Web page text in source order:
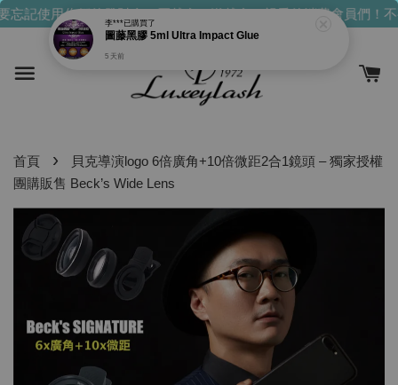
記使用你們的發財金！買越多，送越多！親愛的消費會員們！不
首頁 ›
貝克導演logo 6倍廣角+10倍微距2合1鏡頭 – 獨家授權
團購販售 Beck’s Wide Lens
圖藤黑膠 5ml Ultra Impact Glue
5 天前